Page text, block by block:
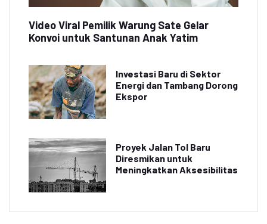
Video Viral Pemilik Warung Sate Gelar
Konvoi untuk Santunan Anak Yatim
Investasi Baru di Sektor
Energi dan Tambang Dorong
Ekspor
Proyek Jalan Tol Baru
Diresmikan untuk
Meningkatkan Aksesibilitas